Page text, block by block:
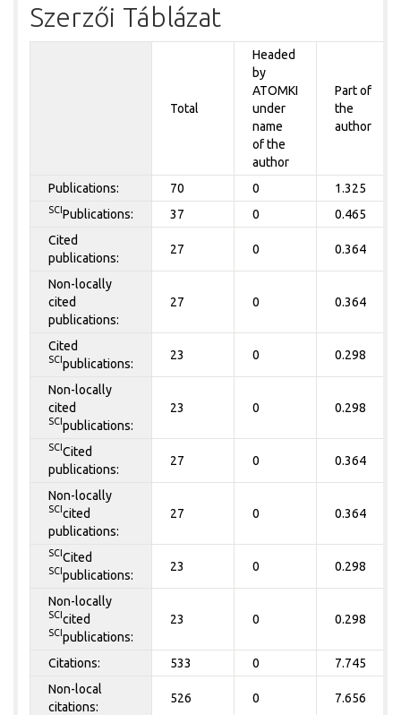
Szerzői Táblázat
Total
Headed
by
ATOMKI
under
name
of the
author
Part of
the
author
Publications: 70 0 1.325
SCI Publications: 37 0
0.465
Cited
publications:
27 0 0.364
Non-locally
cited
publications:
27 0 0.364
Cited
SCI publications:
23 0 0.298
Non-locally
cited
SCI publications:
23 0 0.298
SCI Cited
publications:
27 0 0.364
Non-locally
SCI cited
publications:
27 0 0.364
SCI Cited
SCI publications:
23 0 0.298
Non-locally
SCI cited
SCI publications:
23 0 0.298
Citations: 533 0
7.745
Non-local
citations:
526 0 7.656